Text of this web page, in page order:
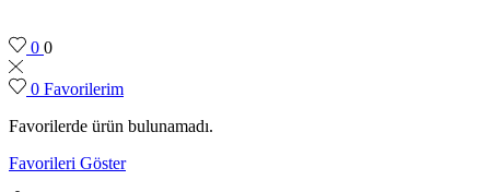
0 0
0 Favorilerim
Favorilerde ürün bulunamadı.
Favorileri Göster